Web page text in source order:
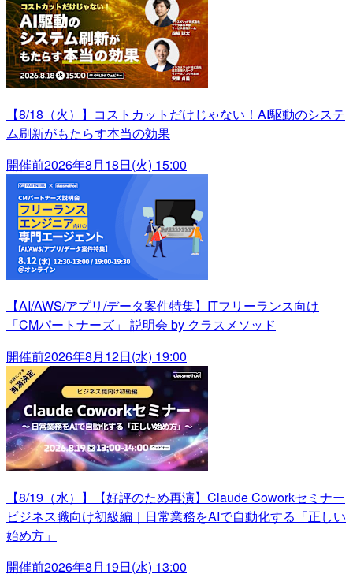
【8/18（火）】コストカットだけじゃない！AI駆動のシステ
ム刷新がもたらす本当の効果
開催前2026年8月18日(火) 15:00
【AI/AWS/アプリ/データ案件特集】ITフリーランス向け
「CMパートナーズ」 説明会 by クラスメソッド
開催前2026年8月12日(水) 19:00
【8/19（水）】【好評のため再演】Claude Coworkセミナー
ビジネス職向け初級編｜日常業務をAIで自動化する「正しい
始め方」
開催前2026年8月19日(水) 13:00